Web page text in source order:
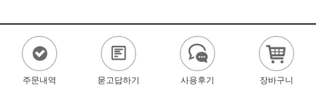
주문내역 묻고답하기 사용후기 장바구니